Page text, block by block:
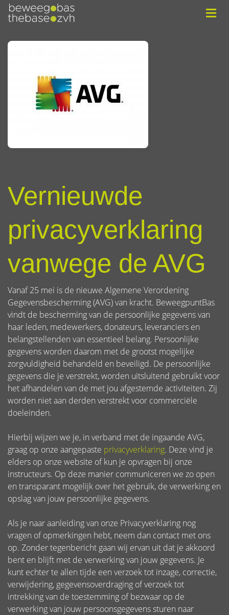
Vernieuwde
privacyverklaring
vanwege de AVG
Vanaf 25 mei is de nieuwe Algemene Verordening
Gegevensbescherming (AVG) van kracht. BeweegpuntBas
vindt de bescherming van de persoonlijke gegevens van
haar leden, medewerkers, donateurs, leveranciers en
belangstellenden van essentieel belang. Persoonlijke
gegevens worden daarom met de grootst mogelijke
zorgvuldigheid behandeld en beveiligd. De persoonlijke
gegevens die je verstrekt, worden uitsluitend gebruikt voor
het afhandelen van de met jou afgestemde activiteiten. Zij
worden niet aan derden verstrekt voor commerciële
doeleinden.
Hierbij wijzen we je, in verband met de ingaande AVG,
graag op onze aangepaste privacyverklaring. Deze vind je
elders op onze website of kun je opvragen bij onze
instructeurs. Op deze manier communiceren we zo open
en transparant mogelijk over het gebruik, de verwerking en
opslag van jouw persoonlijke gegevens.
Als je naar aanleiding van onze Privacyverklaring nog
vragen of opmerkingen hebt, neem dan contact met ons
op. Zonder tegenbericht gaan wij ervan uit dat je akkoord
bent en blijft met de verwerking van jouw gegevens. Je
kunt echter te allen tijde een verzoek tot inzage, correctie,
verwijdering, gegevensoverdraging of verzoek tot
intrekking van de toestemming of bezwaar op de
verwerking van jouw persoonsgegevens sturen naar